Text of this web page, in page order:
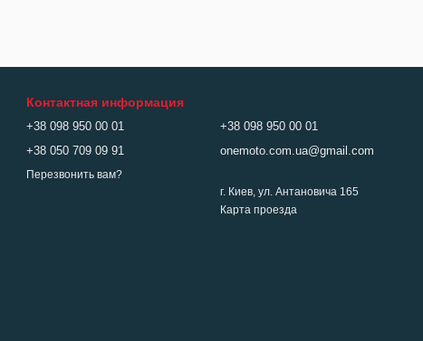
Контактная информация
+38 098 950 00 01
+38 050 709 09 91
Перезвонить вам?
+38 098 950 00 01
onemoto.com.ua@gmail.com
г. Киев, ул. Антановича 165
Карта проезда